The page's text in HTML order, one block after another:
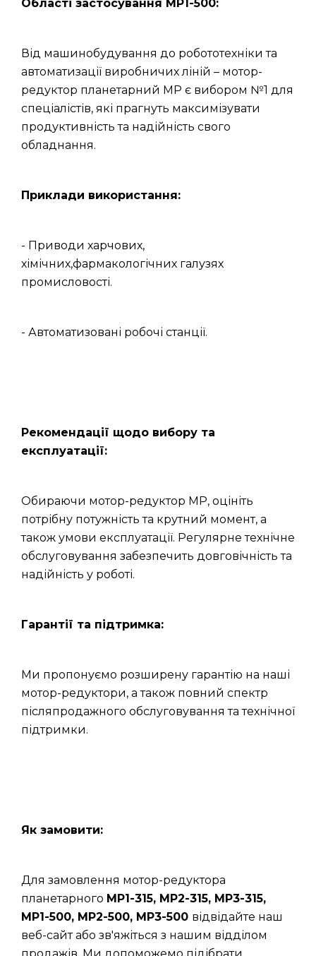
Області застосування МР1-500:
Від машинобудування до робототехніки та
автоматизації виробничих ліній – мотор-
редуктор планетарний МР є вибором №1 для
спеціалістів, які прагнуть максимізувати
продуктивність та надійність свого
обладнання.
Приклади використання:
- Приводи харчових,
хімічних,фармакологічних галузях
промисловості.
- Автоматизовані робочі станції.
Рекомендації щодо вибору та
експлуатації:
Обираючи мотор-редуктор МР, оцініть
потрібну потужність та крутний момент, а
також умови експлуатації. Регулярне технічне
обслуговування забезпечить довговічність та
надійність у роботі.
Гарантії та підтримка:
Ми пропонуємо розширену гарантію на наші
мотор-редуктори, а також повний спектр
післяпродажного обслуговування та технічної
підтримки.
Як замовити:
Для замовлення мотор-редуктора
планетарного МР1-315, МР2-315, МР3-315,
МР1-500, МР2-500, МР3-500 відвідайте наш
веб-сайт або зв'яжіться з нашим відділом